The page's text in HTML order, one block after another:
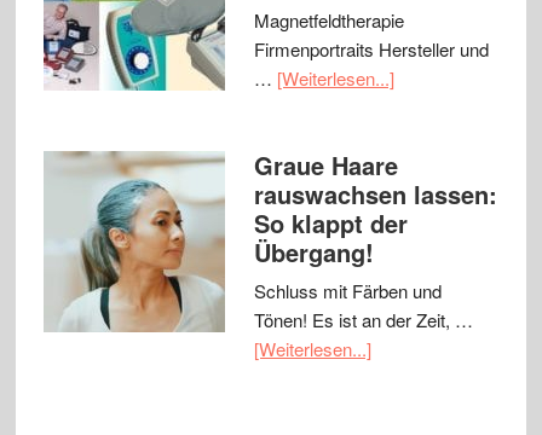
Magnetfeldtherapie
Firmenportraits Hersteller und
… [Weiterlesen...]
Graue Haare
rauswachsen lassen:
So klappt der
Übergang!
Schluss mit Färben und
Tönen! Es ist an der Zeit, …
[Weiterlesen...]